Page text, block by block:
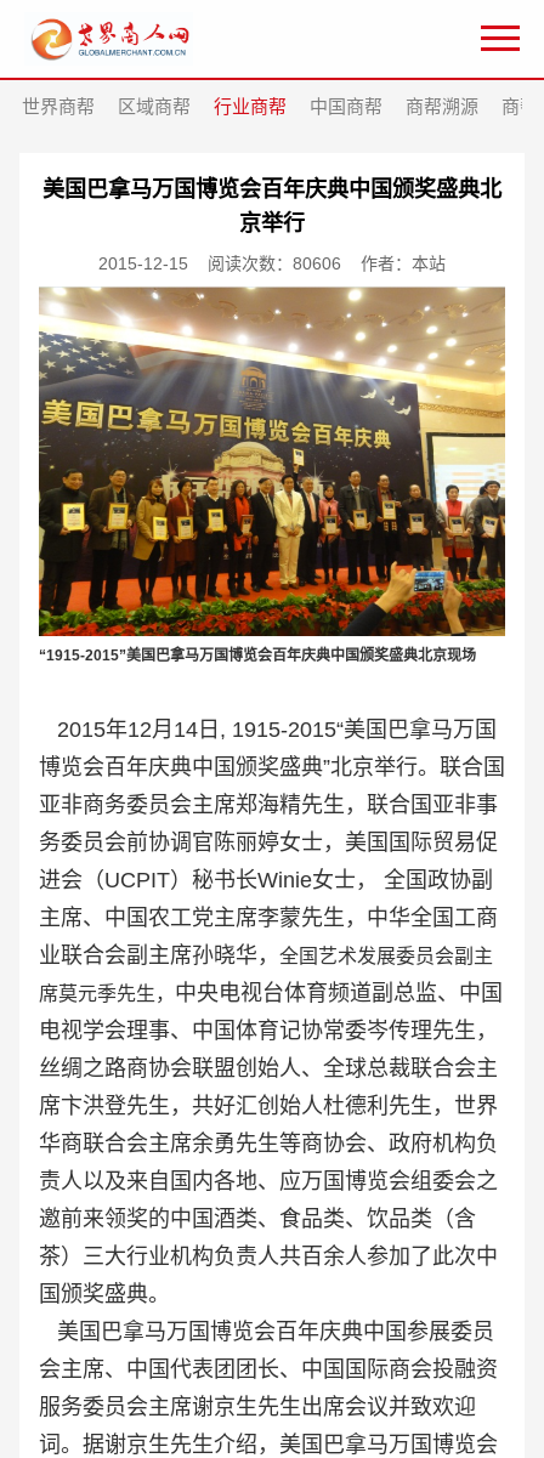
世界商帮 区域商帮 行业商帮 中国商帮 商帮溯源 商帮
美国巴拿马万国博览会百年庆典中国颁奖盛典北
京举行
2015-12-15 阅读次数：80606 作者：本站
“1915-2015”美国巴拿马万国博览会百年庆典中国颁奖盛典北京现场
2015年12月14日, 1915-2015“美国巴拿马万国
博览会百年庆典中国颁奖盛典”北京举行。联合国
亚非商务委员会主席郑海精先生，联合国亚非事
务委员会前协调官陈丽婷女士，美国国际贸易促
进会（UCPIT）秘书长Winie女士， 全国政协副
主席、中国农工党主席李蒙先生，中华全国工商
业联合会副主席孙晓华， 全国艺术发展委员会副主
席莫元季先生， 中央电视台体育频道副总监、中国
电视学会理事、中国体育记协常委岑传理先生，
丝绸之路商协会联盟创始人、全球总裁联合会主
席卞洪登先生，共好汇创始人杜德利先生，世界
华商联合会主席余勇先生等商协会、政府机构负
责人以及来自国内各地、应万国博览会组委会之
邀前来领奖的中国酒类、食品类、饮品类（含
茶）三大行业机构负责人共百余人参加了此次中
国颁奖盛典。
美国巴拿马万国博览会百年庆典中国参展委员
会主席、中国代表团团长、中国国际商会投融资
服务委员会主席谢京生先生出席会议并致欢迎
词。据谢京生先生介绍，美国巴拿马万国博览会